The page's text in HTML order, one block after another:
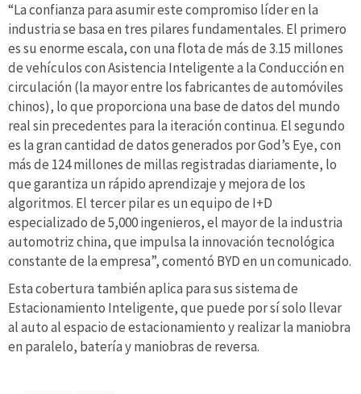
“La confianza para asumir este compromiso líder en la
industria se basa en tres pilares fundamentales. El primero
es su enorme escala, con una flota de más de 3.15 millones
de vehículos con Asistencia Inteligente a la Conducción en
circulación (la mayor entre los fabricantes de automóviles
chinos), lo que proporciona una base de datos del mundo
real sin precedentes para la iteración continua. El segundo
es la gran cantidad de datos generados por God’s Eye, con
más de 124 millones de millas registradas diariamente, lo
que garantiza un rápido aprendizaje y mejora de los
algoritmos. El tercer pilar es un equipo de I+D
especializado de 5,000 ingenieros, el mayor de la industria
automotriz china, que impulsa la innovación tecnológica
constante de la empresa”, comentó BYD en un comunicado.
Esta cobertura también aplica para sus sistema de
Estacionamiento Inteligente, que puede por sí solo llevar
al auto al espacio de estacionamiento y realizar la maniobra
en paralelo, batería y maniobras de reversa.